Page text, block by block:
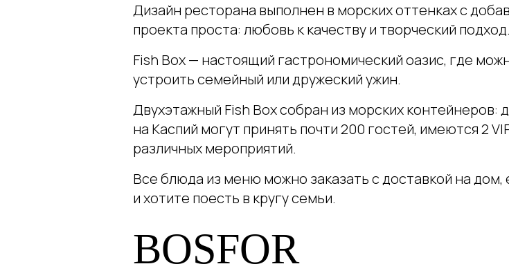
Дизайн ресторана выполнен в морских оттенках с
проекта проста: любовь к качеству и творческий подход.
Fish Box — настоящий гастрономический оазис, где
устроить семейный или дружеский ужин.
Двухэтажный Fish Box собран из морских контейнеров:
на Каспий могут принять почти 200 гостей, имеются 2
различных мероприятий.
Все блюда из меню можно заказать с доставкой на
и хотите поесть в кругу семьи.
BOSFOR